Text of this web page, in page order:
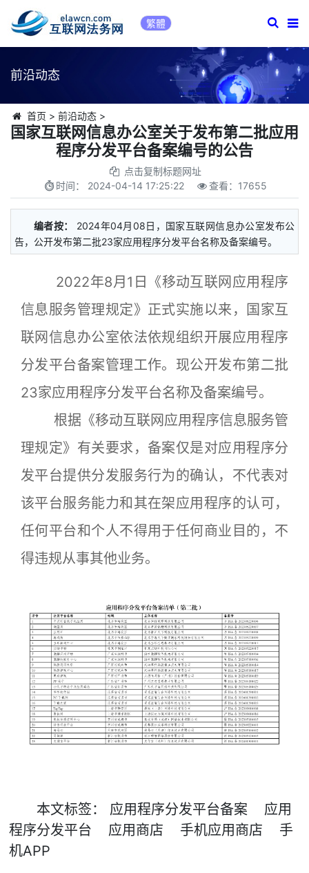
繁體
前沿动态
首页 > 前沿动态>
国家互联网信息办公室关于发布第二批应用
程序分发平台备案编号的公告
点击复制标题网址
时间： 2024-04-14 17:25:22 查看： 17655
编者按：
2024年04月08日，国家互联网信息办公室发布公
告，公开发布第二批23家应用程序分发平台名称及备案编号。
2022年8月1日《移动互联网应用程序
信息服务管理规定》正式实施以来，国家互
联网信息办公室依法依规组织开展应用程序
分发平台备案管理工作。现公开发布第二批
23家应用程序分发平台名称及备案编号。
根据《移动互联网应用程序信息服务管
理规定》有关要求，备案仅是对应用程序分
发平台提供分发服务行为的确认，不代表对
该平台服务能力和其在架应用程序的认可，
任何平台和个人不得用于任何商业目的，不
得违规从事其他业务。
本文标签： 应用程序分发平台备案
应用
程序分发平台
应用商店 手机应用商店
手
机APP